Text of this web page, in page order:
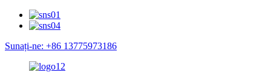
Sunați-ne: +86 13775973186